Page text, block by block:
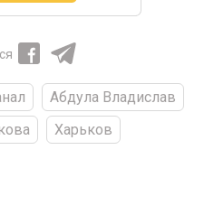
Абдула Владислав
Харьков